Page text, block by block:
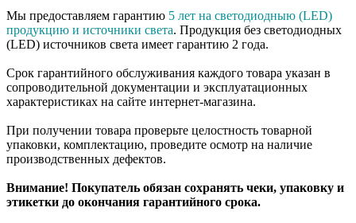
Мы предоставляем гарантию 5 лет на светодиодныю (LED)
продукцию и источники света. Продукция без светодиодных
(LED) источников света имеет гарантию 2 года.
Срок гарантийного обслуживания каждого товара указан в
сопроводительной документации и эксплуатационных
характеристиках на сайте интернет-магазина.
При получении товара проверьте целостность товарной
упаковки, комплектацию, проведите осмотр на наличие
производственных дефектов.
Внимание! Покупатель обязан сохранять чеки, упаковку и
этикетки до окончания гарантийного срока.